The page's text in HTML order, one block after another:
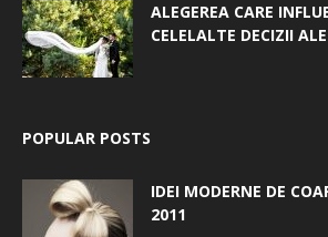
ALEGEREA CARE
CELELALTE DECIZII
POPULAR POSTS
IDEI MODERNE DE
2011